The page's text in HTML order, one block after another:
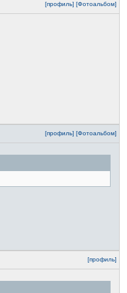
[профиль] [Фотоальбом]
[профиль] [Фотоальбом]
[профиль]